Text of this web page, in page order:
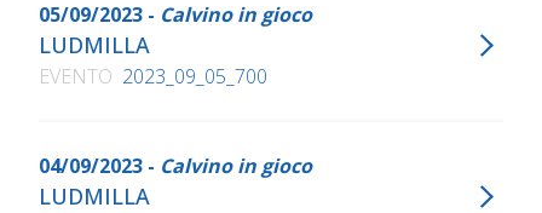
05/09/2023 - Calvino in gioco
LUDMILLA
EVENTO 2023_09_05_700
04/09/2023 - Calvino in gioco
LUDMILLA